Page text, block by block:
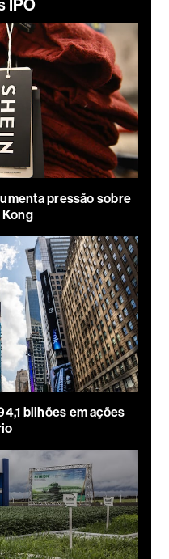
IPO
pressão sobre
Kong
bilhões em ações